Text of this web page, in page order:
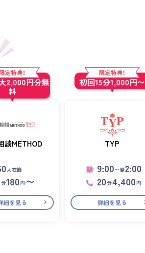
定特典！
2,000円分無
料
談METHOD
人在籍
分180 円 〜
細を見る
限定特典！
初回15分1,000円〜
TYP
9:00 〜翌2:00
20分4,400 円
詳細を見る